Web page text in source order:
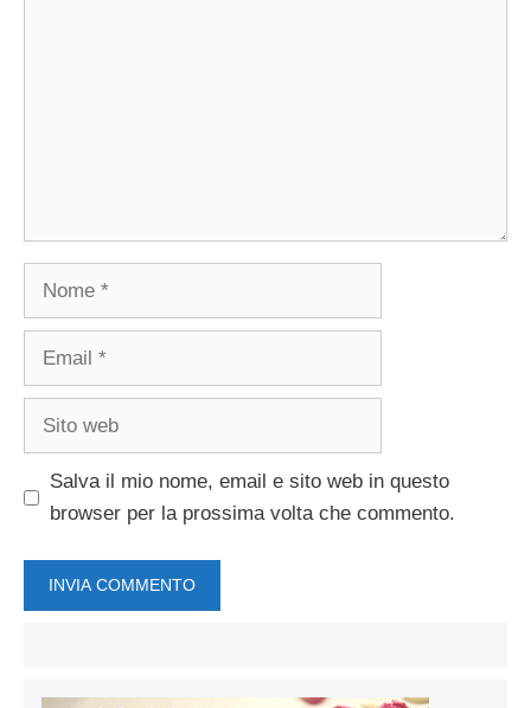
Nome
Email
Sito
Salva il mio nome, email e sito web in questo
browser per la prossima volta che commento.